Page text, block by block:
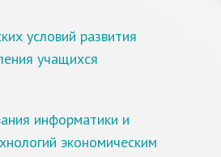
условий развития
учащихся
информатики и
экономическим